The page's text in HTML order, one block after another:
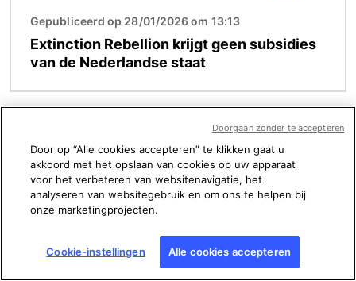
Gepubliceerd op 28/01/2026 om 13:13
Extinction Rebellion krijgt geen subsidies
van de Nederlandse staat
Factcheck Nederland
Door op “Alle cookies accepteren” te klikken gaat u
akkoord met het opslaan van cookies op uw apparaat
voor het verbeteren van websitenavigatie, het
analyseren van websitegebruik en om ons te helpen bij
onze marketingprojecten.
Cookie-instellingen Alle cookies accepteren
Doorgaan zonder te accepteren